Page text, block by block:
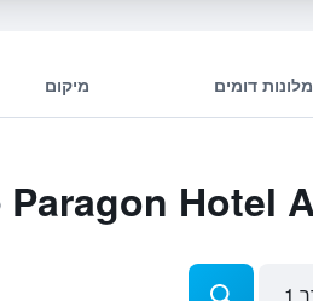
מלונות דומים מיקום